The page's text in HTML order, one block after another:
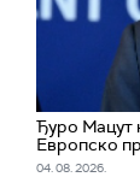
Ђуро Мацут
Европско
04. 08. 2026.